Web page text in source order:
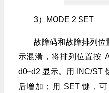
3）MODE 2 SET
故障码和故障排列位
示混淆，将排列位置按
d0~d2 显示。用 INC/ST
后增加；用 SET 键，